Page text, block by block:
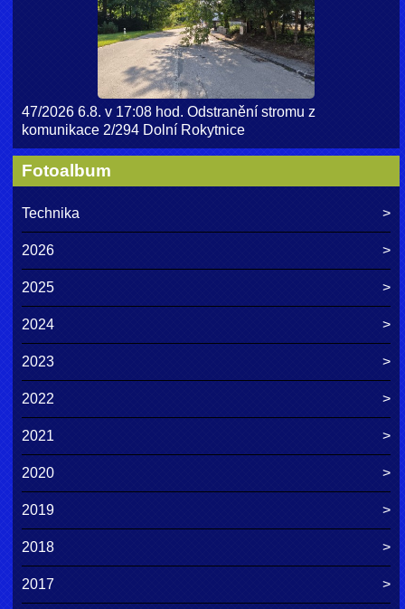
47/2026 6.8. v 17:08 hod. Odstranění stromu z
komunikace 2/294 Dolní Rokytnice
Fotoalbum
Technika
2026
2025
2024
2023
2022
2021
2020
2019
2018
2017